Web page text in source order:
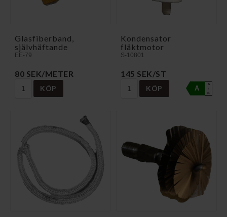
Glasfiberband,
självhäftande
EE-79
80 SEK/METER
KÖP
Kondensator
fläktmotor
S-10801
145 SEK/ST
KÖP A
A
↑
G